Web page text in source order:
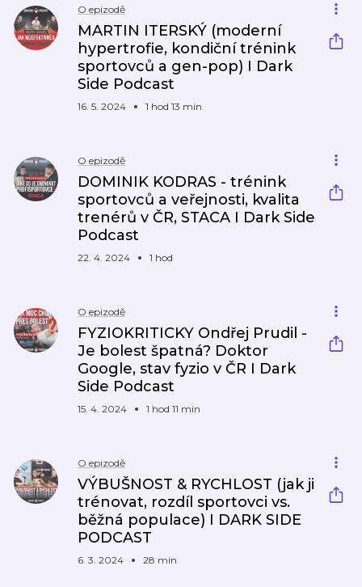
O epizodě
MARTIN ITERSKÝ (moderní
hypertrofie, kondiční trénink
sportovců a gen-pop) I Dark
Side Podcast
16. 5. 2024 1 hod 13 min
O epizodě
DOMINIK KODRAS - trénink
sportovců a veřejnosti, kvalita
trenérů v ČR, STACA I Dark Side
Podcast
22. 4. 2024 1 hod
O epizodě
FYZIOKRITICKY Ondřej Prudil -
Je bolest špatná? Doktor
Google, stav fyzio v ČR I Dark
Side Podcast
15. 4. 2024 1 hod 11 min
O epizodě
VÝBUŠNOST & RYCHLOST (jak ji
trénovat, rozdíl sportovci vs.
běžná populace) I DARK SIDE
PODCAST
6. 3. 2024 28 min